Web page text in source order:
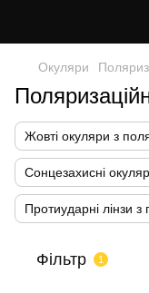
Окуляри
Жовті окуляри з
Сонцезахисні
Протиударні лінзи з
Фільтр 1